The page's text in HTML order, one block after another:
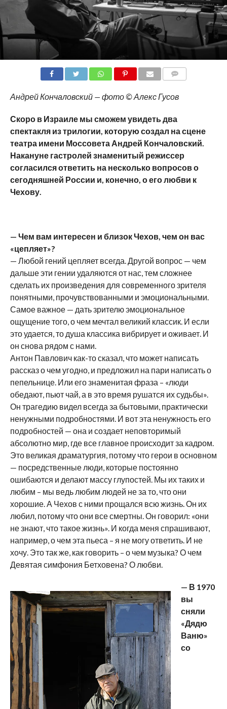
Андрей Кончаловский — фото © Алекс Гусов
Скоро в Израиле мы сможем увидеть два
спектакля из трилогии, которую создал на сцене
театра имени Моссовета Андрей Кончаловский.
Накануне гастролей знаменитый режиссер
согласился ответить на несколько вопросов о
сегодняшней России и, конечно, о его любви к
Чехову.
— Чем вам интересен и близок Чехов, чем он вас
«цепляет»?
— Любой гений цепляет всегда. Другой вопрос — чем
дальше эти гении удаляются от нас, тем сложнее
сделать их произведения для современного зрителя
понятными, прочувствованными и эмоциональными.
Самое важное — дать зрителю эмоциональное
ощущение того, о чем мечтал великий классик. И если
это удается, то душа классика вибрирует и оживает. И
он снова рядом с нами.
Антон Павлович как-то сказал, что может написать
рассказ о чем угодно, и предложил на пари написать о
пепельнице. Или его знаменитая фраза – «люди
обедают, пьют чай, а в это время рушатся их судьбы».
Он трагедию видел всегда за бытовыми, практически
ненужными подробностями. И вот эта ненужность его
подробностей — она и создает неповторимый
абсолютно мир, где все главное происходит за кадром.
Это великая драматургия, потому что герои в основном
— посредственные люди, которые постоянно
ошибаются и делают массу глупостей. Мы их таких и
любим – мы ведь любим людей не за то, что они
хорошие. А Чехов с ними прощался всю жизнь. Он их
любил, потому что они все смертны. Он говорил: «они
не знают, что такое жизнь». И когда меня спрашивают,
например, о чем эта пьеса – я не могу ответить. И не
хочу. Это так же, как говорить – о чем музыка? О чем
Девятая симфония Бетховена? О любви.
— В 1970
вы
сняли
«Дядю
Ваню»
со